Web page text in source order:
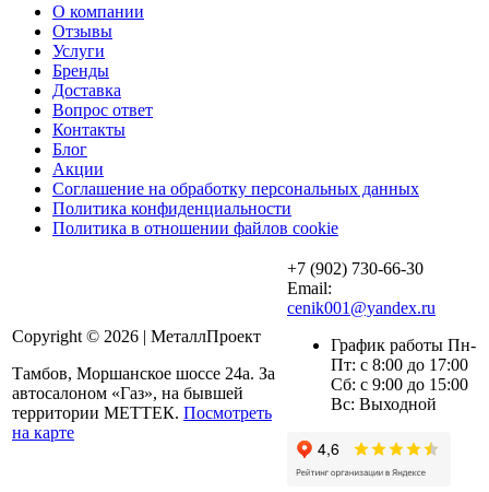
О компании
Отзывы
Услуги
Бренды
Доставка
Вопрос ответ
Контакты
Блог
Акции
Соглашение на обработку персональных данных
Политика конфиденциальности
Политика в отношении файлов cookie
Copyright © 2026 | МеталлПроект
Тамбов, Моршанское шоссе 24а. За
автосалоном «Газ», на бывшей
территории МЕТТЕК. Посмотреть
на карте
+7 (902) 730-66-30
Email:
cenik001@yandex.ru
График работы Пн-
Пт: с 8:00 до 17:00
Сб: с 9:00 до 15:00
Вс: Выходной